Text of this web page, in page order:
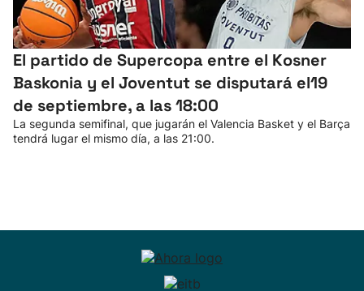
El partido de Supercopa entre el Kosner
Baskonia y el Joventut se disputará el19
de septiembre, a las 18:00
La segunda semifinal, que jugarán el Valencia Basket y el Barça
tendrá lugar el mismo día, a las 21:00.